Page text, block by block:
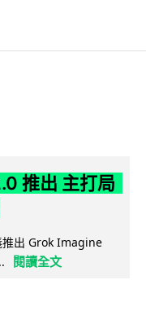
推出 主打局
推出 Grok Imagine
閱讀全文